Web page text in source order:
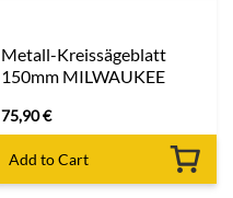
Metall-Kreissägeblatt
150mm MILWAUKEE
75,90€
Add to Cart